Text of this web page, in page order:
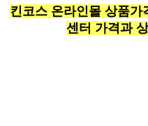
킨코스 온라인몰 상품가
센터 가격과